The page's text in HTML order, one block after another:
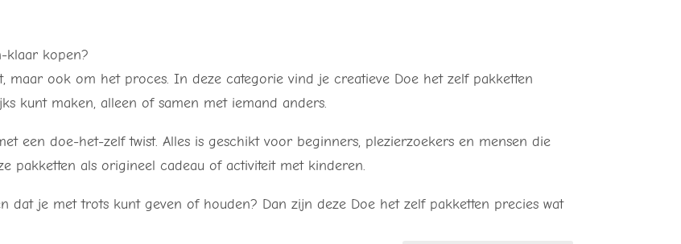
klaar kopen?
maar ook om het proces. In deze categorie vind je creatieve Doe het zelf pakketten
kunt maken, alleen of samen met iemand anders.
een doe-het-zelf twist. Alles is geschikt voor beginners, plezierzoekers en mensen die
pakketten als origineel cadeau of activiteit met kinderen.
dat je met trots kunt geven of houden? Dan zijn deze Doe het zelf pakketten precies wat